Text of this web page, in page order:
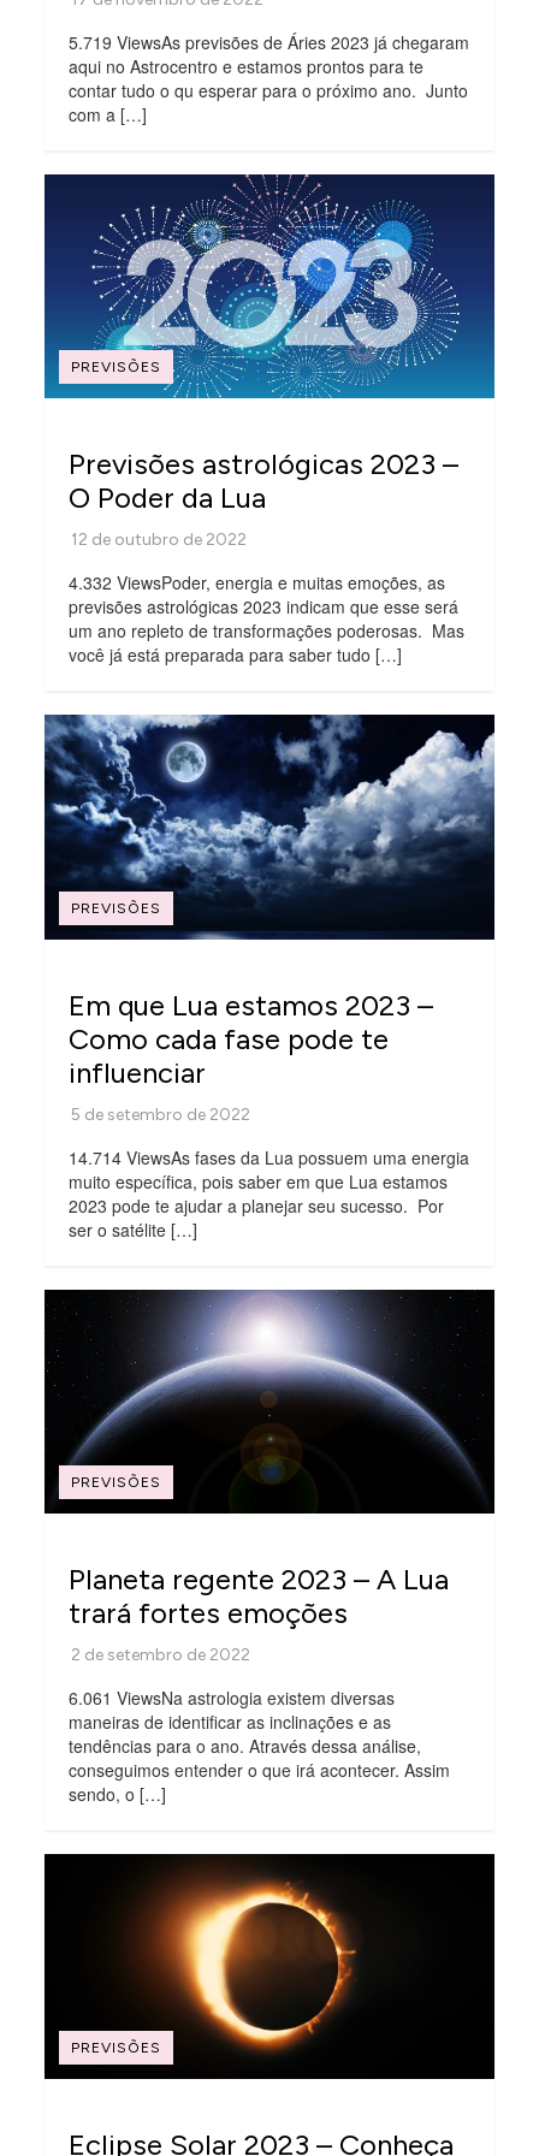
5.719 ViewsAs previsões de Áries 2023 já chegaram
aqui no Astrocentro e estamos prontos para te
contar tudo o qu esperar para o próximo ano. Junto
com a […]
PREVISÕES
Previsões astrológicas 2023 –
O Poder da Lua
4.332 ViewsPoder, energia e muitas emoções, as
previsões astrológicas 2023 indicam que esse será
um ano repleto de transformações poderosas. Mas
você já está preparada para saber tudo […]
PREVISÕES
Em que Lua estamos 2023 –
Como cada fase pode te
influenciar
14.714 ViewsAs fases da Lua possuem uma energia
muito específica, pois saber em que Lua estamos
2023 pode te ajudar a planejar seu sucesso. Por
ser o satélite […]
PREVISÕES
Planeta regente 2023 – A Lua
trará fortes emoções
6.061 ViewsNa astrologia existem diversas
maneiras de identificar as inclinações e as
tendências para o ano. Através dessa análise,
conseguimos entender o que irá acontecer. Assim
sendo, o […]
PREVISÕES
Eclipse Solar 2023 – Conheça